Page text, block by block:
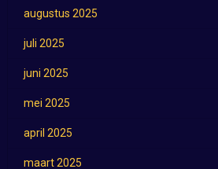
augustus 2025
juli 2025
juni 2025
mei 2025
april 2025
maart 2025